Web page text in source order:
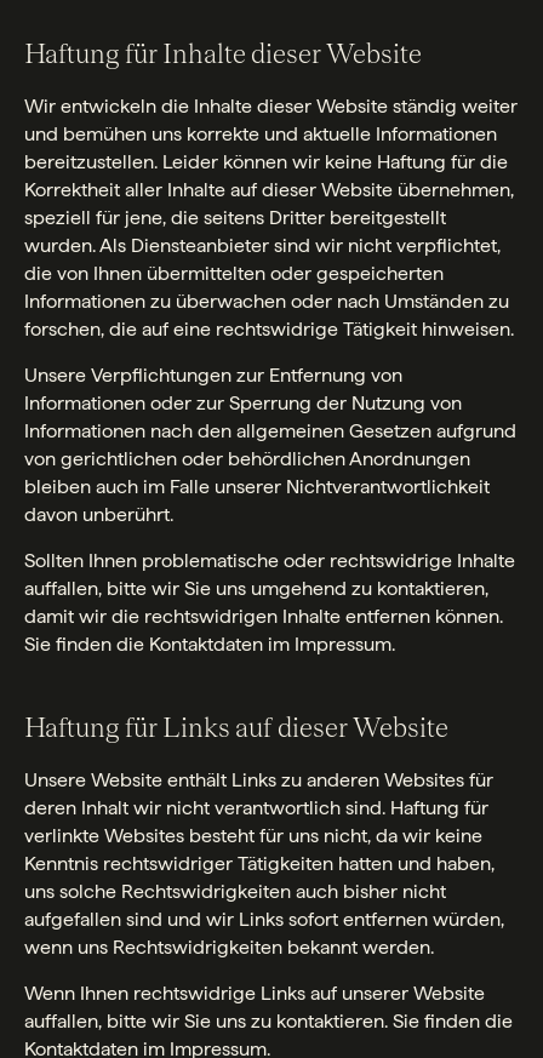
Haftung für Inhalte dieser Website
Wir entwickeln die Inhalte dieser Website ständig weiter
und bemühen uns korrekte und aktuelle Informationen
bereitzustellen. Leider können wir keine Haftung für die
Korrektheit aller Inhalte auf dieser Website übernehmen,
speziell für jene, die seitens Dritter bereitgestellt
wurden. Als Diensteanbieter sind wir nicht verpflichtet,
die von Ihnen übermittelten oder gespeicherten
Informationen zu überwachen oder nach Umständen zu
forschen, die auf eine rechtswidrige Tätigkeit hinweisen.
Unsere Verpflichtungen zur Entfernung von
Informationen oder zur Sperrung der Nutzung von
Informationen nach den allgemeinen Gesetzen aufgrund
von gerichtlichen oder behördlichen Anordnungen
bleiben auch im Falle unserer Nichtverantwortlichkeit
davon unberührt.
Sollten Ihnen problematische oder rechtswidrige Inhalte
auffallen, bitte wir Sie uns umgehend zu kontaktieren,
damit wir die rechtswidrigen Inhalte entfernen können.
Sie finden die Kontaktdaten im Impressum.
Haftung für Links auf dieser Website
Unsere Website enthält Links zu anderen Websites für
deren Inhalt wir nicht verantwortlich sind. Haftung für
verlinkte Websites besteht für uns nicht, da wir keine
Kenntnis rechtswidriger Tätigkeiten hatten und haben,
uns solche Rechtswidrigkeiten auch bisher nicht
aufgefallen sind und wir Links sofort entfernen würden,
wenn uns Rechtswidrigkeiten bekannt werden.
Wenn Ihnen rechtswidrige Links auf unserer Website
auffallen, bitte wir Sie uns zu kontaktieren. Sie finden die
Kontaktdaten im Impressum.